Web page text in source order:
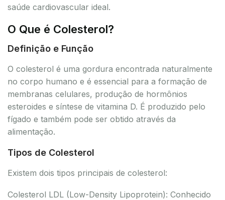
saúde cardiovascular ideal.
O Que é Colesterol?
Definição e Função
O colesterol é uma gordura encontrada naturalmente
no corpo humano e é essencial para a formação de
membranas celulares, produção de hormônios
esteroides e síntese de vitamina D. É produzido pelo
fígado e também pode ser obtido através da
alimentação.
Tipos de Colesterol
Existem dois tipos principais de colesterol:
Colesterol LDL (Low-Density Lipoprotein): Conhecido